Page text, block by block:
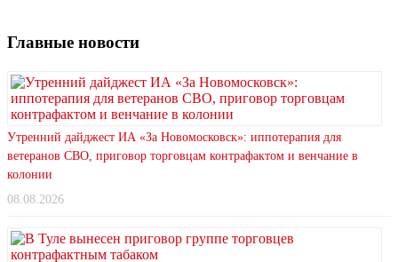
Главные новости
Утренний дайджест ИА «За Новомосковск»: иппотерапия для
ветеранов СВО, приговор торговцам контрафактом и венчание в
колонии
08.08.2026